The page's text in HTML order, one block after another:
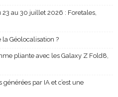
au 30 juillet 2026 : Foretales,
la Géolocalisation ?
pliante avec les Galaxy Z Fold8,
générées par IA et c’est une